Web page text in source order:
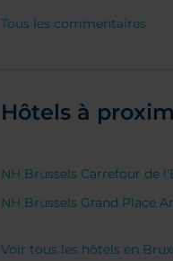
Tous les commentaires
Hôtels à
NH Brussels Carrefour de
NH Brussels Grand Place
Voir tous les hôtels en